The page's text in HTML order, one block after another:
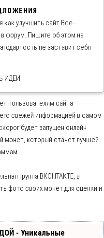
как улучшить сайт Все-
форум. Пишите об этом на
не заставит себя
ИДЕИ
пользователям сайта
свежей информацией в самом
будет запущен онлайн
монет, который станет лучшей
группа ВКОНТАКТЕ, в
фото своих монет для оценки и
- Уникальные